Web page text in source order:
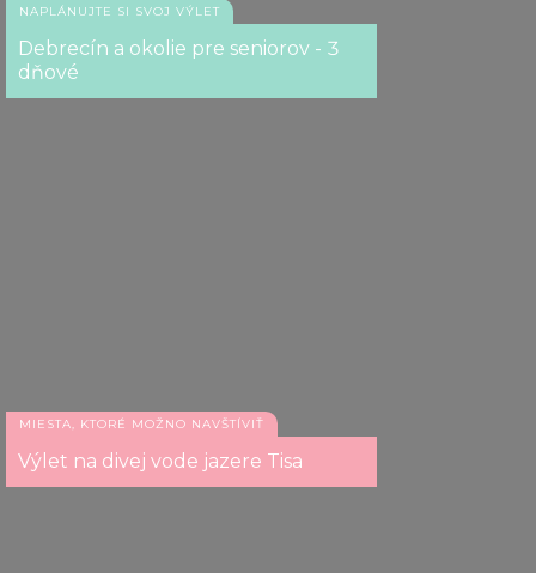
NAPLÁNUJTE SI SVOJ VÝLET
Debrecín a okolie pre seniorov - 3
dňové
MIESTA, KTORÉ MOŽNO NAVŠTÍVIŤ
Výlet na divej vode jazere Tisa